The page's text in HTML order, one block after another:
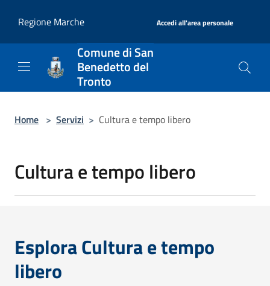
Regione Marche
Accedi all'area personale
Comune di San
Benedetto del
Tronto
Home > Servizi > Cultura e tempo libero
Cultura e tempo libero
Esplora Cultura e tempo
libero